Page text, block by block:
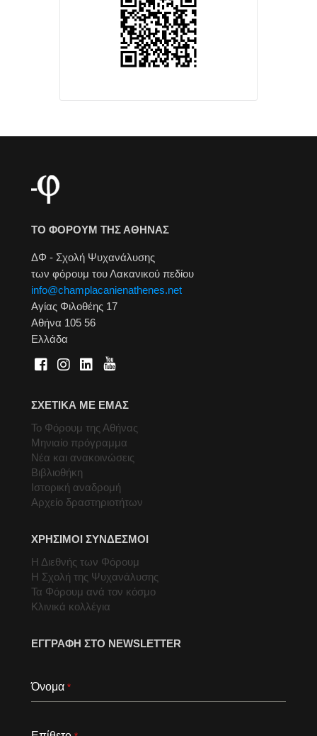
ΤΟ ΦΟΡΟΥΜ ΤΗΣ ΑΘΗΝΑΣ
ΔΦ - Σχολή Ψυχανάλυσης
των φόρουμ του Λακανικού πεδίου
info@champlacanienathenes.net
Αγίας Φιλοθέης 17
Αθήνα 105 56
Ελλάδα
ΣΧΕΤΙΚΑ ΜΕ ΕΜΑΣ
Το Φόρουμ της Αθήνας
Μηνιαίο πρόγραμμα
Νέα και ανακοινώσεις
Βιβλιοθήκη
Ιστορική αναδρομή
Αρχείο δραστηριοτήτων
ΧΡΗΣΙΜΟΙ ΣΥΝΔΕΣΜΟΙ
Η Διεθνής των Φόρουμ
Η Σχολή της Ψυχανάλυσης
Τα Φόρουμ ανά τον κόσμο
Κλινικά κολλέγια
ΕΓΓΡΑΦΗ ΣΤΟ NEWSLETTER
Όνομα *